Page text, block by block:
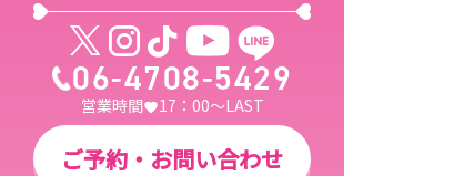
06-4708-5429
営業時間 17：00～LAST
ご予約・お問い合わせ